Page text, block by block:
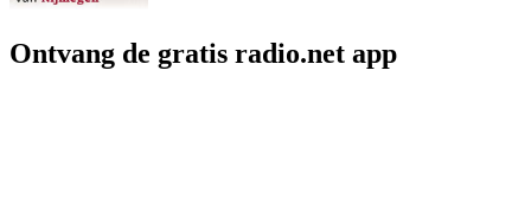
Ontvang de gratis radio.net app